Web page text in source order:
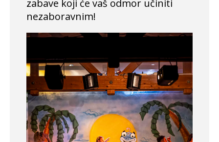
zabave koji će vaš odmor učiniti
nezaboravnim!